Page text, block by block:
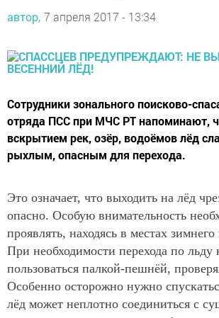
автор, 7 апреля 2017 - 13:34
Сотрудники зонального поисково-
отряда ПСС при МЧС РТ напоминают,
вскрытием рек, озёр, водоёмов лёд
рыхлым, опасным для перехода.
Это означает, что выходить на лёд
опасно. Особую внимательность
проявлять, находясь в местах
При необходимости перехода по льду
пользоваться палкой-пешнёй,
Особенно осторожно нужно
лёд может неплотно соединиться с